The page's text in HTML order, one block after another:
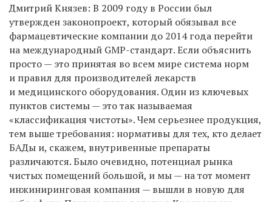
Дмитрий Князев: В 2009 году в России был
утвержден законопроект, который обязывал все
фармацевтические компании до 2014 года перейти
на международный GMP-стандарт. Если объяснить
просто — это принятая во всем мире система норм
и правил для производителей лекарств
и медицинского оборудования. Один из ключевых
пунктов системы — это так называемая
«классификация чистоты». Чем серьезнее продукция,
тем выше требования: нормативы для тех, кто делает
БАДы и, скажем, внутривенные препараты
различаются. Было очевидно, потенциал рынка
чистых помещений большой, и мы — на тот момент
инжиниринговая компания — вышли в новую для